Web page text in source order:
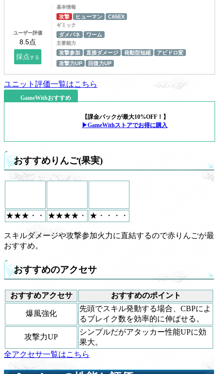
ユーザー評価
基本情報
攻撃 ヒューマン C65EX
ギミック
ダメパネ ワーム
主要能力
攻撃参加 直接ダメージ 発動型短縮
アビドロ変
攻撃力UP
回復力UP
ユニット評価一覧はこちら
GameWithおすすめ
【課金パックが最大10%OFF！】
▶GameWithストアでお得に購入
おすすめりんご(果実)
★★★・・ ★★★★・ ★・・・・
スキルダメージや攻撃参加火力に直結するので赤りんごが最
おすすめ。
おすすめのアクセサ
おすすめアクセサ おすすめのポイント
爆風強化
先頭でスキル発動する場合、CBPによ
るブレイク数を効率的に伸ばせる。
攻撃力UP
シンプルだがアタッカー性能UPに効
果大。
全アクセサ一覧はこちら